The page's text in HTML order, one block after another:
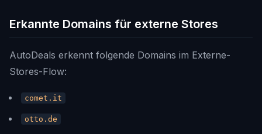
Erkannte Domains für externe Stores
AutoDeals erkennt folgende Domains im Externe-
Stores-Flow:
comet.it
otto.de